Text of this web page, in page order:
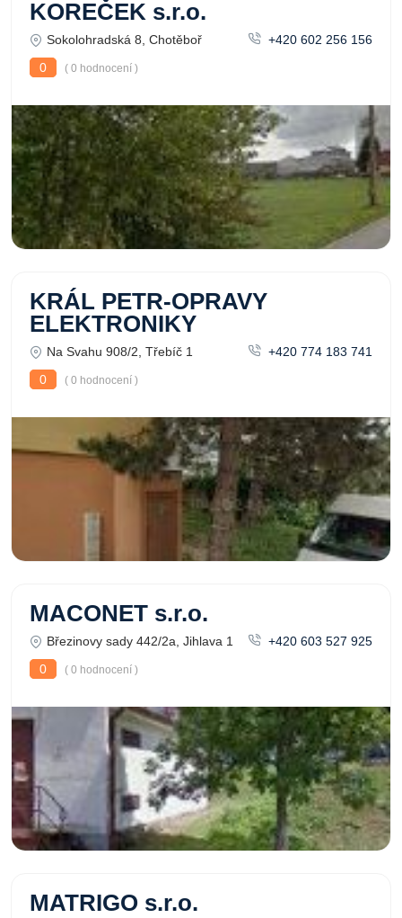
KOREČEK s.r.o.
Sokolohradská 8, Chotěboř
+420 602 256 156
0
( 0 hodnocení )
KRÁL PETR-OPRAVY
ELEKTRONIKY
Na Svahu 908/2, Třebíč 1
+420 774 183 741
0
( 0 hodnocení )
MACONET s.r.o.
Březinovy sady 442/2a, Jihlava 1
+420 603 527 925
0
( 0 hodnocení )
MATRIGO s.r.o.